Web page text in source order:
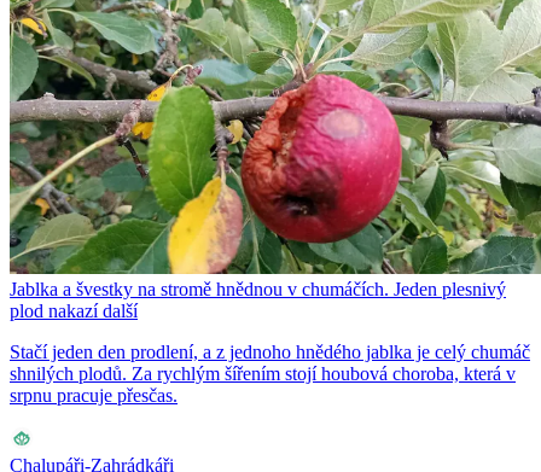
Jablka a švestky na stromě hnědnou v chumáčích. Jeden plesnivý
plod nakazí další
Stačí jeden den prodlení, a z jednoho hnědého jablka je celý chumáč
shnilých plodů. Za rychlým šířením stojí houbová choroba, která v
srpnu pracuje přesčas.
Chalupáři-Zahrádkáři